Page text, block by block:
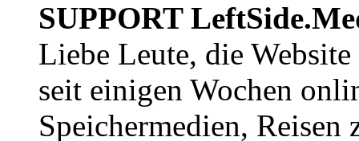
SUPPORT
Liebe Leute, die Website
seit einigen Wochen
Speichermedien, Reisen